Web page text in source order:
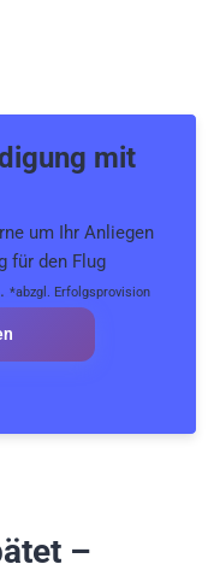
mit
um Ihr Anliegen
für den Flug
*abzgl. Erfolgsprovision
–